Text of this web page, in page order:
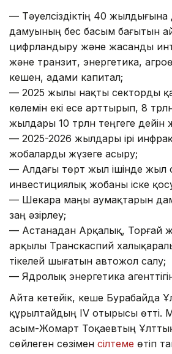
— Тәуелсіздіктің 40 жылдығына
дамуының бес басым бағытын
цифрландыру және жасанды
және транзит, энергетика,
кешен, адами капитал;
— 2025 жылы нақты секторды
көлемін екі есе арттырып, 8
жылдары 10 трлн теңгеге дейін
— 2025-2026 жылдары ірі
жобаларды жүзеге асыру;
— Алдағы төрт жыл ішінде жыл
инвестициялық жобаны іске
— Шекара маңы аумақтарын
заң әзірлеу;
— Астанадан Арқалық, Торғай
арқылы Транскаспий
тікелей шығатын автожол салу;
— Ядролық энергетика
Айта кетейік, кеше Бурабайда
құрылтайдың IV отырысы өтті.
Қасым-Жомарт Тоқаевтың
сөйлеген сөзімен сілтеме өтіп